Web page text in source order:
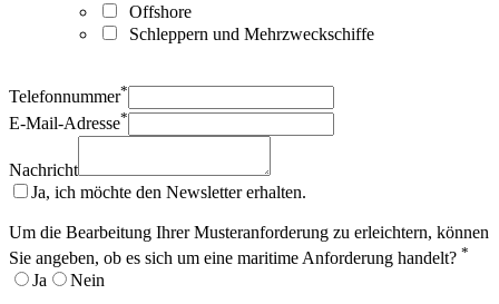
Offshore
Schleppern und Mehrzweckschiffe
Telefonnummer*
E-Mail-Adresse*
Nachricht
Ja, ich möchte den Newsletter erhalten.
Um die Bearbeitung Ihrer Musteranforderung zu erleichtern, können
Sie angeben, ob es sich um eine maritime Anforderung handelt? *
Ja Nein